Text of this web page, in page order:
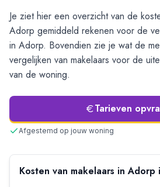
Je ziet hier een overzicht van de
Adorp gemiddeld rekenen voor de
in Adorp. Bovendien zie je wat de
vergelijken van makelaars voor de
van de woning.
Tarieven
Afgestemd op jouw woning
Kosten van makelaars inAdorp